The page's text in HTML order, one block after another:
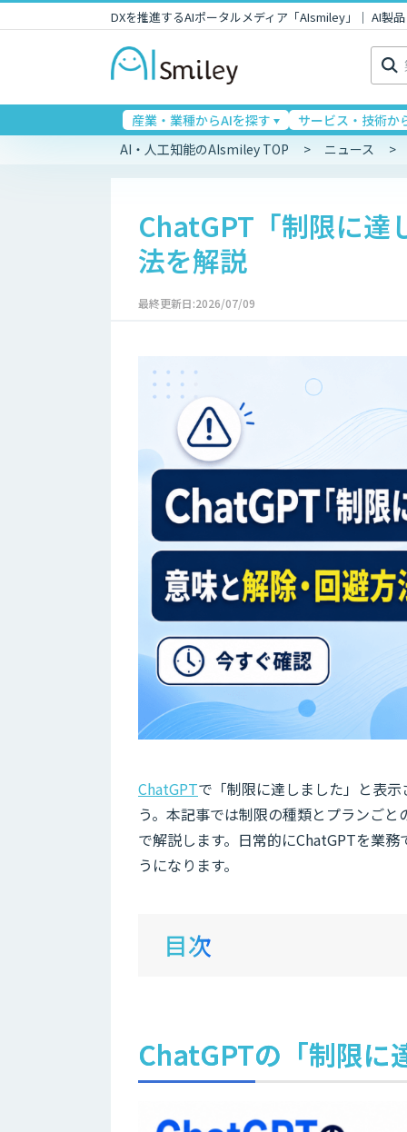
DXを推進するAIポータルメディア「AIsmiley」｜ AI製
検
索:
産業・業種からAIを探す
サービス・技術か
AI・人工知能のAIsmiley TOP
ニュース
ChatGPT「制限に達
法を解説
最終更新日:2026/07/09
ChatGPTで「制限に達しました」と表
う。本記事では制限の種類とプランご
で解説します。日常的にChatGPTを業
うになります。
目次
ChatGPTの「制限に